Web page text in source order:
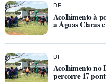
DF
Acolhimento à
a Águas Claras
DF
Acolhimento no
percorre 17